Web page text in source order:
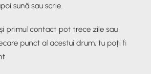
sună sau scrie.
primul contact pot trece zile sau
punct al acestui drum, tu poți fi